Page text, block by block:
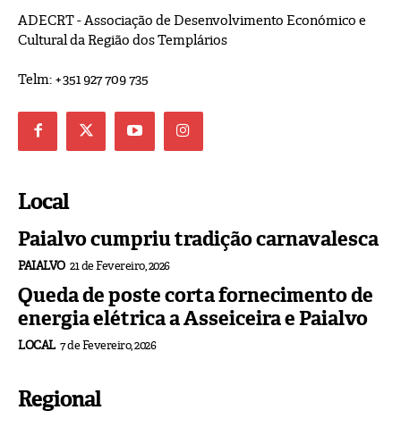
ADECRT - Associação de Desenvolvimento Económico e
Cultural da Região dos Templários
Telm: +351 927 709 735
Local
Paialvo cumpriu tradição carnavalesca
PAIALVO 21 de Fevereiro, 2026
Queda de poste corta fornecimento de
energia elétrica a Asseiceira e Paialvo
LOCAL 7 de Fevereiro, 2026
Regional